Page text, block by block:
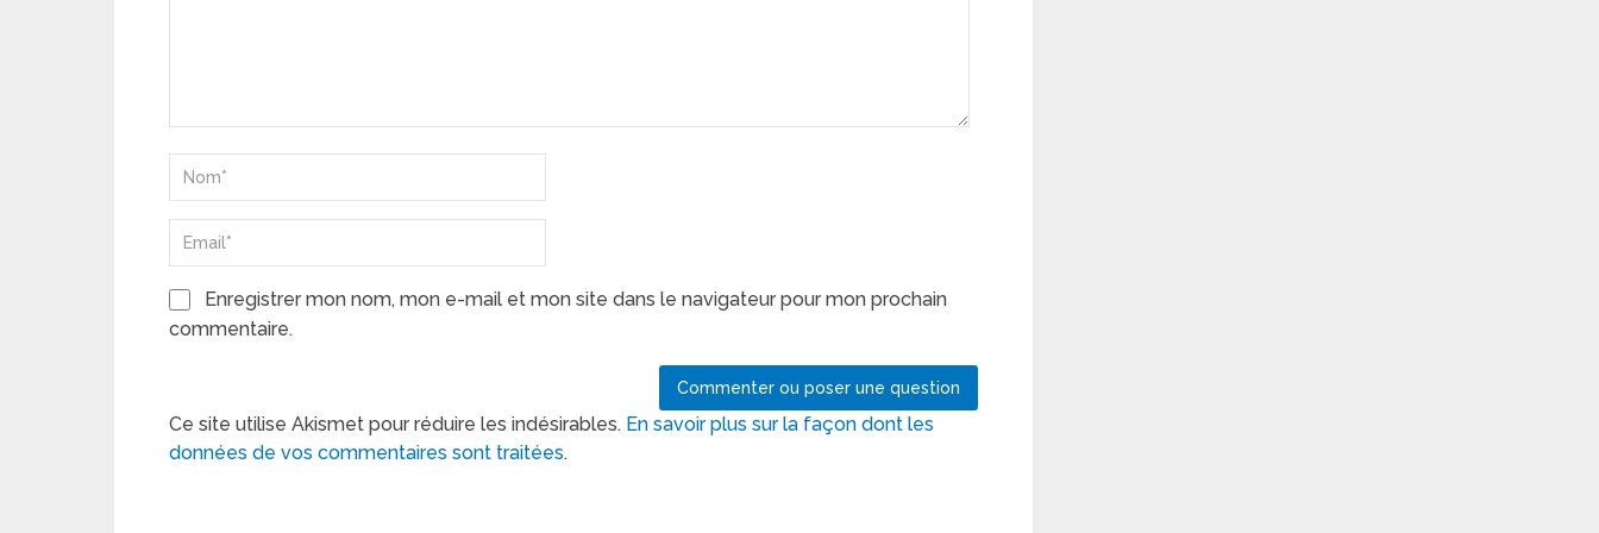
Enregistrer mon nom, mon e-mail et mon site dans le navigateur pour mon prochain
commentaire.
Ce site utilise Akismet pour réduire les indésirables. En savoir plus sur la façon dont les
données de vos commentaires sont traitées.